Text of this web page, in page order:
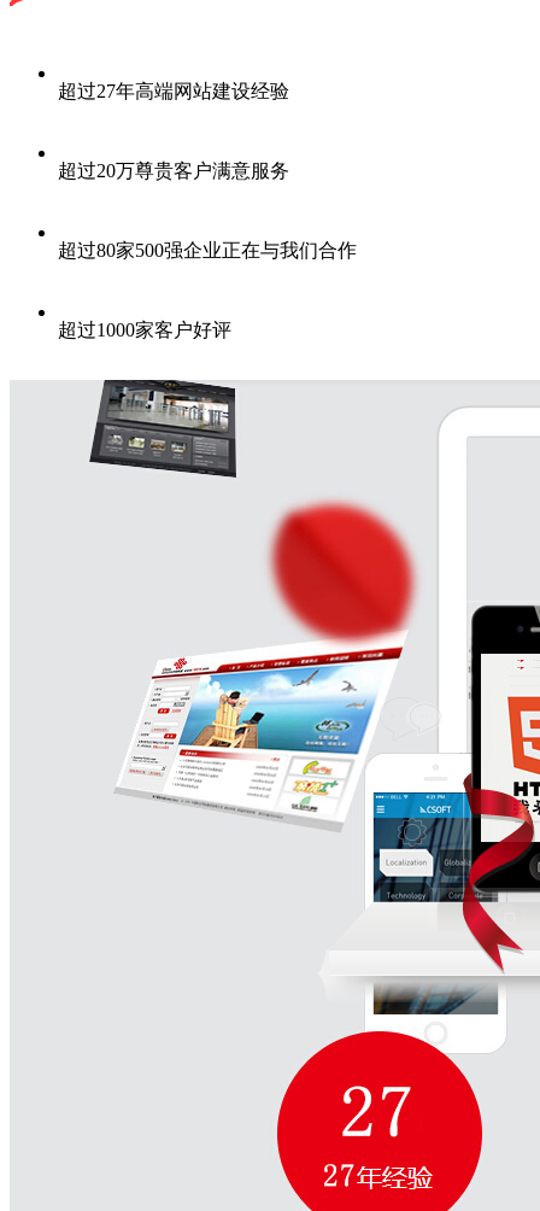
超过27年高端网站建设经验
超过20万尊贵客户满意服务
超过80家500强企业正在与我们合作
超过1000家客户好评